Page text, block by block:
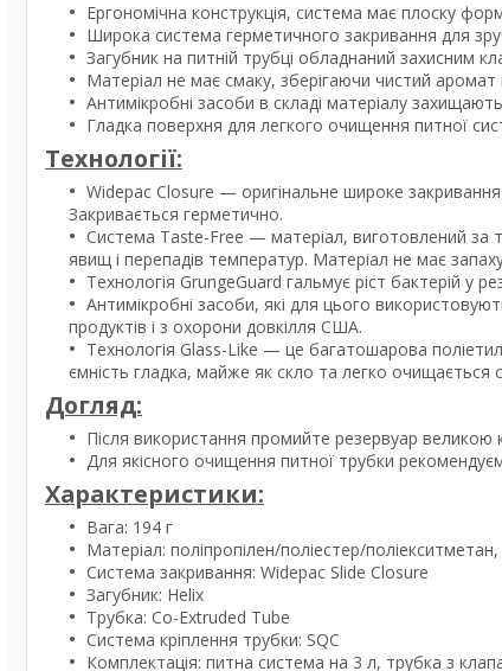
Ергономічна конструкція, система має плоску
Широка система герметичного закривання для
Загубник на питній трубці обладнаний захисним
Матеріал не має смаку, зберігаючи чистий аромат
Антимікробні засоби в складі матеріалу
Гладка поверхня для легкого очищення питної
Технології:
Widepac Closure — оригінальне широке
Закривається герметично.
Система Taste-Free — матеріал, виготовлений за
явищ і перепадів температур. Матеріал не має
Технологія GrungeGuard гальмує ріст бактерій у
Антимікробні засоби, які для цього
продуктів і з охорони довкілля США.
Технологія Glass-Like — це багатошарова
ємність гладка, майже як скло та легко очищається
Догляд:
Після використання промийте резервуар великою
Для якісного очищення питної трубки
Характеристики:
Вага: 194 г
Матеріал: поліпропілен/поліестер/поліекситметан,
Система закривання: Widepac Slide Closure
Загубник: Helix
Трубка: Co-Extruded Tube
Система кріплення трубки: SQC
Комплектація: питна система на 3 л, трубка з